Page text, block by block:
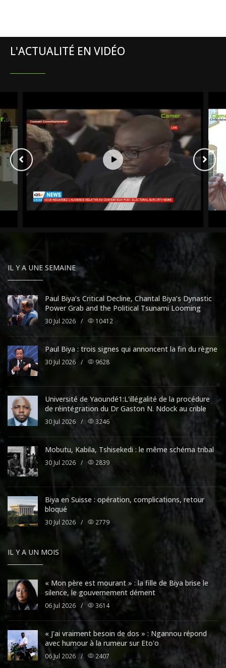
L'ACTUALITÉ EN VIDÉO
IL Y A UNE SEMAINE
Paul Biya’s Critical Decline, Chantal Biya’s Dynastic
Power Grab and the Political Tsunami Looming
30 Jul 2026 / 10412
Paul Biya : trois signes qui annoncent la fin du règne
30 Jul 2026 / 9628
Université de Yaoundé1:L'illégalité de la procédure
de réintégration du Dr Gaston N. Ndock au crible
30 Jul 2026 / 3246
Mobutu, Kabila, Tshisekedi : le même schéma tribal
30 Jul 2026 / 2839
Biya en Suisse : opération, complications, retour
bloqué
30 Jul 2026 / 2779
IL Y A UN MOIS
« Mon père est mourant » : la fille de Biya brise le
silence, le gouvernement dément
06 Jul 2026 / 3614
« J'ai vraiment besoin de dos » : Ngannou répond
avec humour à la rumeur sur Eto'o
06 Jul 2026 / 2407